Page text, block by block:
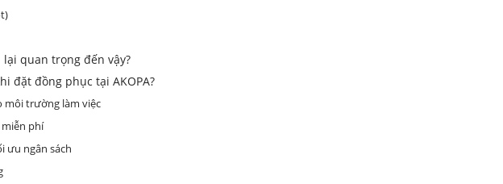
quan trọng đến vậy?
đặt đồng phục tại AKOPA?
môi trường làm việc
phí
ưu ngân sách